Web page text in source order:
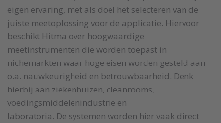
eigen ervaring, met als doel het selecteren van de
juiste meetoplossing voor de applicatie. Hiervoor
beschikt Hitma over hoogwaardige
meetinstrumenten die worden toepast in
nichemarkten waar hoge eisen worden gesteld aan
o.a. nauwkeurigheid en betrouwbaarheid. Denk
hierbij aan ziekenhuizen, cleanrooms,
voedingsmiddelenindustrie en
laboratoria. De systemen worden hier vaak direct